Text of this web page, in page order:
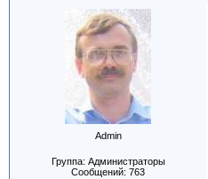
Admin
Группа: Администраторы
Сообщений: 763